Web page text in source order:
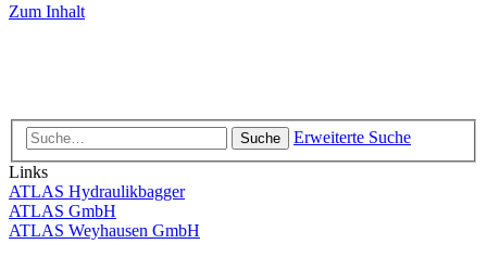
Zum Inhalt
Suche
Erweiterte Suche
Links
ATLAS Hydraulikbagger
ATLAS GmbH
ATLAS Weyhausen GmbH